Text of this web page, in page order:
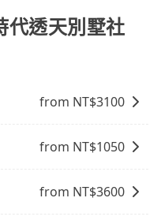
雨天或者載行李時，
業且可靠的職業駕
時查價，所示價格絕
者更彈性的取消政
提供最佳的旅遊體
靠的包車公司，
二選擇！
代透天別墅社
from NT$3100
from NT$1050
from NT$3600